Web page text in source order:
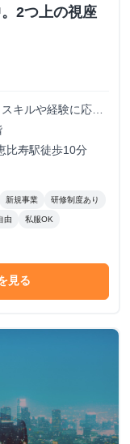
2つ上の視座
キルや経験に応じ
ティブ制度あり
月給制もご用意し
う評価面談により
円 <モデ
円 /入社1年
比寿駅徒歩10分
新規事業 研修制度あり
由 私服OK
見る